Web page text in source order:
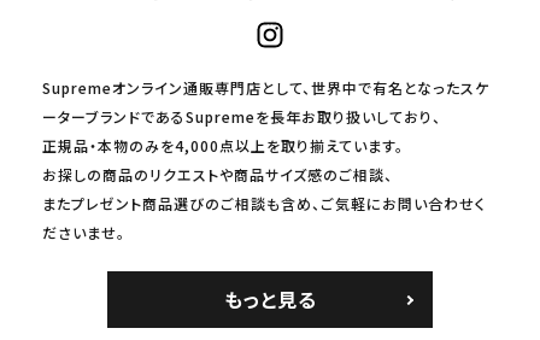
Supremeオンライン通販専門店として、世界中で有名となったスケ
ーターブランドであるSupremeを長年お取り扱いしており、
正規品・本物のみを4,000点以上を取り揃えています。
お探しの商品のリクエストや商品サイズ感のご相談、
またプレゼント商品選びのご相談も含め、ご気軽にお問い合わせく
ださいませ。
もっと見る